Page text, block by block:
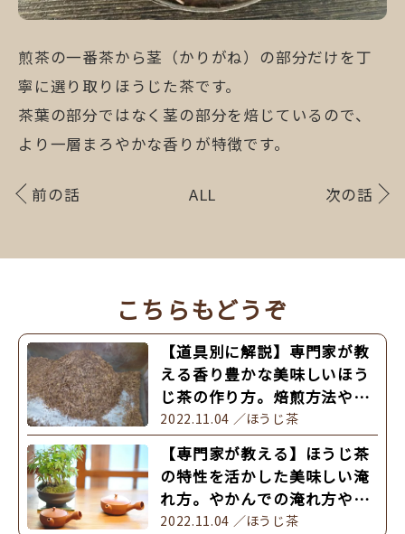
煎茶の一番茶から茎（かりがね）の部分だけを丁
寧に選り取りほうじた茶です。
茶葉の部分ではなく茎の部分を焙じているので、
より一層まろやかな香りが特徴です。
前の話 ALL 次の話
こちらもどうぞ
【道具別に解説】専門家が教
える香り豊かな美味しいほう
じ茶の作り方。焙煎方法やア
レンジレシピも解説していま
す。
2022.11.04 ほうじ茶
【専門家が教える】ほうじ茶
の特性を活かした美味しい淹
れ方。やかんでの淹れ方や水
出しも解説
2022.11.04 ほうじ茶